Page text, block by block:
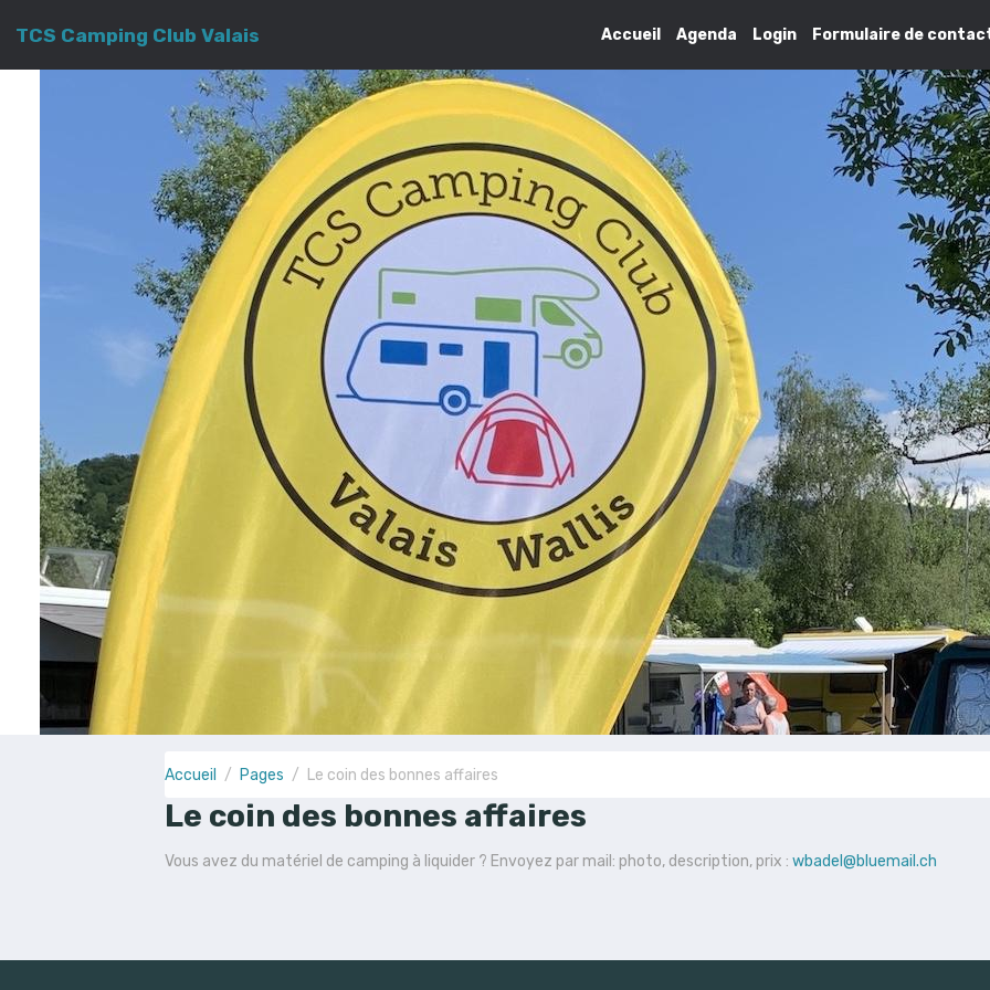
TCS Camping Club Valais Accueil Agenda Login Formulaire de
Accueil Pages Le coin des bonnes affaires
Le coin des bonnes affaires
Vous avez du matériel de camping à liquider ? Envoyez par mail: photo, description, prix :wbadel@bluemail.ch